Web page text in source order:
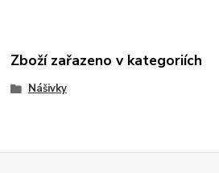
Zboží zařazeno v kategoriích
Nášivky